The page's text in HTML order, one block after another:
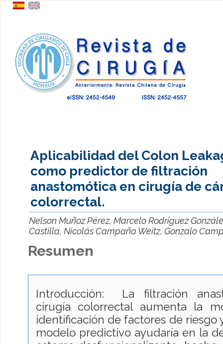
Aplicabilidad del Colon
como predictor de filtración
anastomótica en cirugía de
colorrectal.
Nelson Muñoz Pérez, Marcelo Rodríguez
Castilla, Nicolás Campaña Weitz, Gonzalo
Resumen
Introducción: La filtración
cirugía colorrectal aumenta la
identificación de factores de riesgo
modelo predictivo ayudaría en la